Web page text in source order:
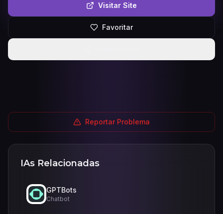
Visitar Site
Favoritar
Reportar Problema
IAs Relacionadas
GPTBots
Chatbot